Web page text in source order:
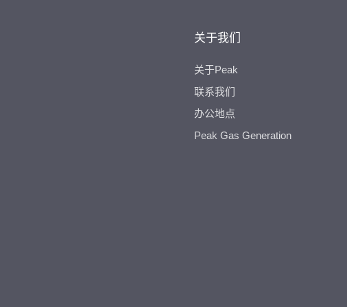
关于我们
关于Peak
联系我们
办公地点
Peak Gas Generation